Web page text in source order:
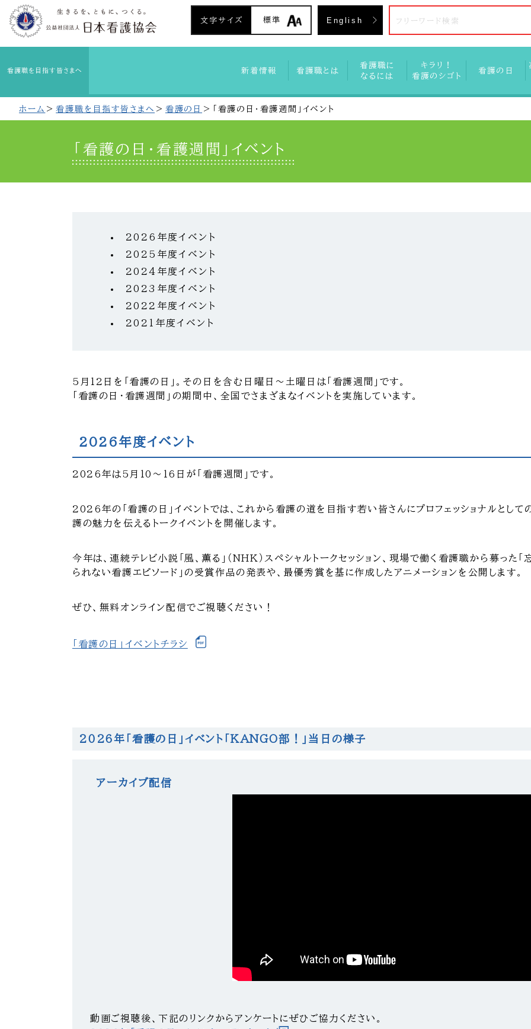
文字サイズ 標準 English
看護職を目指す皆さまへ 新着情報 看護職とは
看護職に
なるには
キラリ！
看護のシゴト
看護の日
ホーム 看護職を目指す皆さまへ 看護の日 「看護の日・看護週間」イベント
「看護の日・看護週間」イベント
2026年度イベント
2025年度イベント
2024年度イベント
2023年度イベント
2022年度イベント
2021年度イベント
5月12日を「看護の日」。その日を含む日曜日〜土曜日は「看護週間」です。
「看護の日・看護週間」の期間中、全国でさまざまなイベントを実施しています。
2026年度イベント
2026年は5月10～16日が「看護週間」です。
2026年の「看護の日」イベントでは、これから看護の道を目指す若い皆さんにプロフェッショナルとして
護の魅力を伝えるトークイベントを開催します。
今年は、連続テレビ小説「風、薫る」（NHK）スペシャルトークセッション、現場で働く看護職から募った「
られない看護エピソード」の受賞作品の発表や、最優秀賞を基に作成したアニメーションを公開します。
ぜひ、無料オンライン配信でご視聴ください！
「看護の日」イベントチラシ
2026年「看護の日」イベント「KANGO部！」当日の様子
アーカイブ配信
動画ご視聴後、下記のリンクからアンケートにぜひご協力ください。